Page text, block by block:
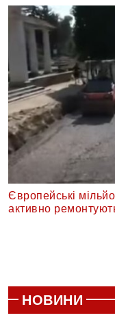
Європейські
активно
НОВИНИ